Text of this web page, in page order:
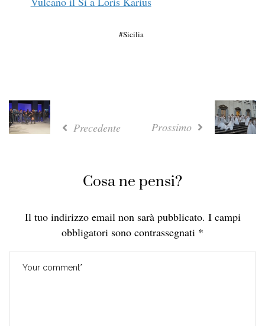
Sicilia
Precedente Prossimo
Cosa ne pensi?
Il tuo indirizzo email non sarà pubblicato. I campi
obbligatori sono contrassegnati *